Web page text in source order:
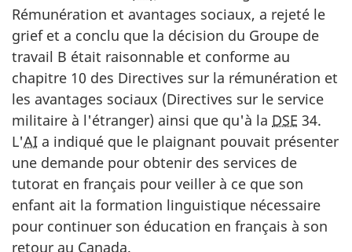
Rémunération et avantages sociaux, a rejeté le
grief et a conclu que la décision du Groupe de
travail B était raisonnable et conforme au
chapitre 10 des Directives sur la rémunération et
les avantages sociaux (Directives sur le service
militaire à l'étranger) ainsi que qu'à la DSE 34.
L'AI a indiqué que le plaignant pouvait présenter
une demande pour obtenir des services de
tutorat en français pour veiller à ce que son
enfant ait la formation linguistique nécessaire
pour continuer son éducation en français à son
retour au Canada.